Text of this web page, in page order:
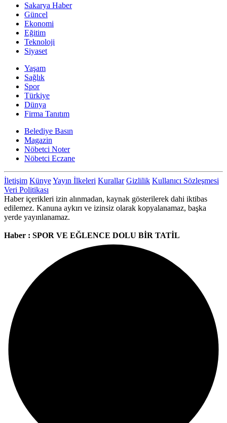
Sakarya Haber
Güncel
Ekonomi
Eğitim
Teknoloji
Siyaset
Yaşam
Sağlık
Spor
Türkiye
Dünya
Firma Tanıtım
Belediye Basın
Magazin
Nöbetci Noter
Nöbetci Eczane
İletişim KünyeYayın İlkeleri Kurallar Gizlilik Kullanıcı Sözleşmesi
Veri Politikası
Haber içerikleri izin alınmadan, kaynak gösterilerek dahi iktibas
edilemez. Kanuna aykırı ve izinsiz olarak kopyalanamaz, başka
yerde yayınlanamaz.
Haber : SPOR VE EĞLENCE DOLU BİR TATİL